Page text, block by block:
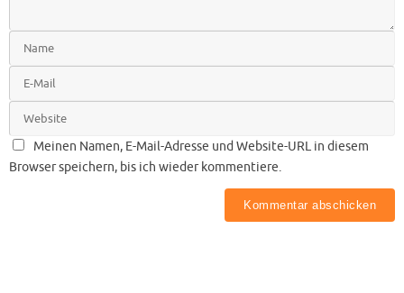
Meinen Namen, E-Mail-Adresse und Website-URL in diesem
Browser speichern, bis ich wieder kommentiere.